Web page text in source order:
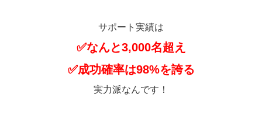
サポート実績は
✅なんと3,000名超え
✅成功確率は98%を誇る
実力派なんです！